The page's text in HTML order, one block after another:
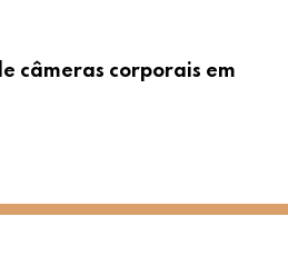
câmeras corporais em